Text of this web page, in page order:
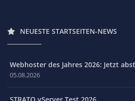
NEUESTE STARTSEITEN-NEWS
Webhoster des Jahres 2026: Jetzt
05.08.2026